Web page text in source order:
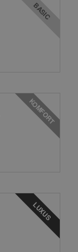
BASIC
KOMFORT
LUXUS